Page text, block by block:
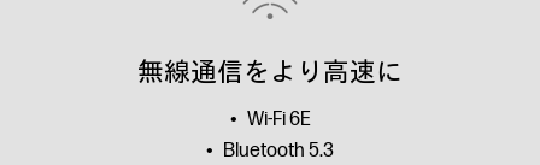
無線通信をより高速に
Wi-Fi 6E
Bluetooth 5.3